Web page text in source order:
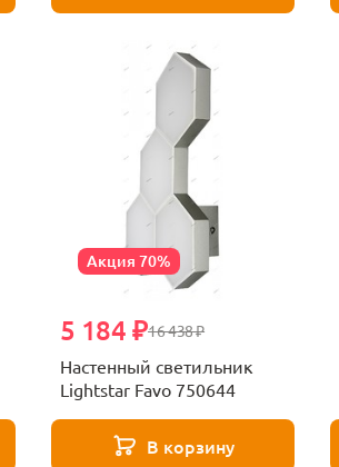
Акция 70%
16 438 ₽
5 184 ₽
Настенный светильник
Lightstar Favo 750644
В корзину